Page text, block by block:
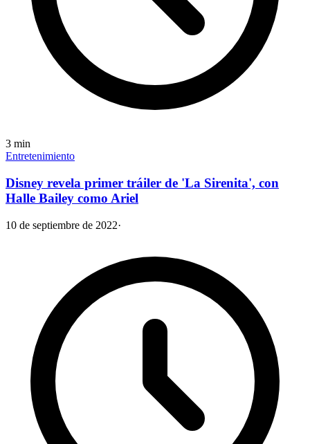
3 min
Entretenimiento
Disney revela primer tráiler de 'La Sirenita', con
Halle Bailey como Ariel
10 de septiembre de 2022·